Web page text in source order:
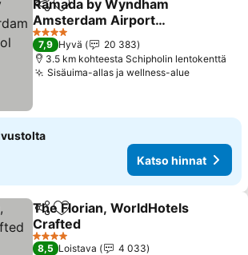
Jaa Lisää suosikkeihin
Ramada by Wyndham
Amsterdam Airport
Schiphol
Katso hinnat
4 Tähtiluokitus
7,9 Hyvä
20 383
3.5 km kohteesta Schipholin lentokenttä
Sisäuima-allas ja wellness-alueKatso
Katso hinnat
Jaa Lisää suosikkeihin
The Florian, WorldHotels
Crafted
Katso hinnat
4 Tähtiluokitus
8,5 Loistava
4 033